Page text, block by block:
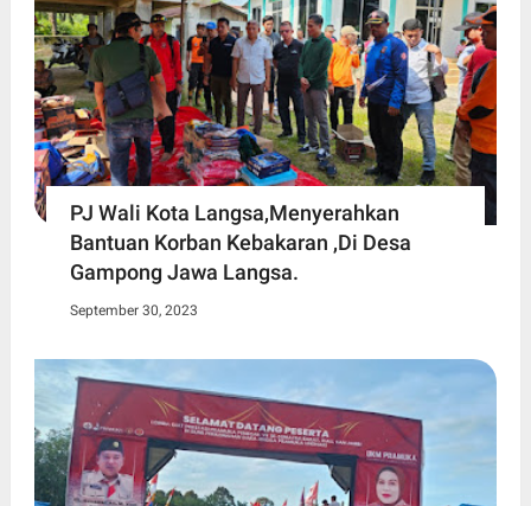
PJ Wali Kota Langsa,Menyerahkan
Bantuan Korban Kebakaran ,Di Desa
Gampong Jawa Langsa.
September 30, 2023